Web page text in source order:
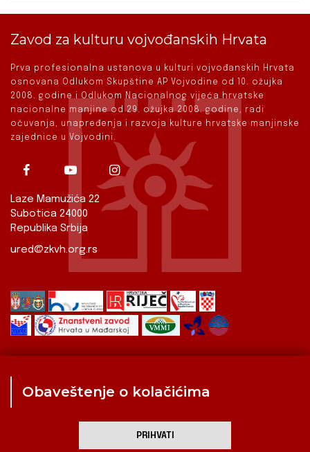
Zavod za kulturu vojvođanskih Hrvata
Prva profesionalna ustanova u kulturi vojvođanskih Hrvata
osnovana Odlukom Skupštine AP Vojvodine od 10. ožujka
2008. godine i Odlukom Nacionalnog vijeća hrvatske
nacionalne manjine od 29. ožujka 2008. godine, radi
očuvanja, unapređenja i razvoja kulture hrvatske manjinske
zajednice u Vojvodini.
Laze Mamužića 22
Subotica 24000
Republika Srbija
ured@zkvh.org.rs
Kulturna scena
Obaveštenje o kolačićima
PRIHVATI